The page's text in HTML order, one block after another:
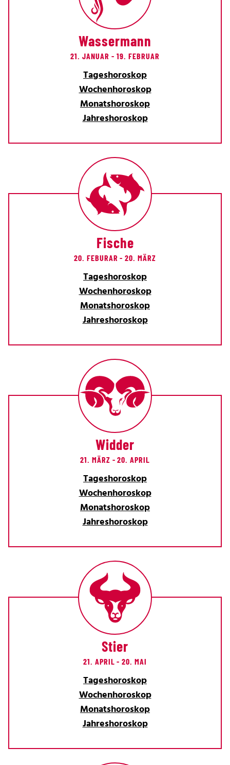
Wassermann
21. JANUAR - 19. FEBRUAR
Tageshoroskop
Wochenhoroskop
Monatshoroskop
Jahreshoroskop
Fische
20. FEBURAR - 20. MÄRZ
Tageshoroskop
Wochenhoroskop
Monatshoroskop
Jahreshoroskop
Widder
21. MÄRZ - 20. APRIL
Tageshoroskop
Wochenhoroskop
Monatshoroskop
Jahreshoroskop
Stier
21. APRIL - 20. MAI
Tageshoroskop
Wochenhoroskop
Monatshoroskop
Jahreshoroskop